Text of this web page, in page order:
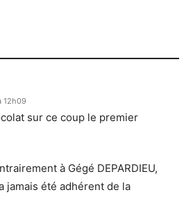
12h09
sur ce coup le premier
à Gégé DEPARDIEU,
jamais été adhérent de la